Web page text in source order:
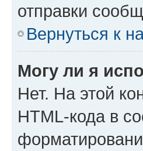
отправки
Вернуться к
Могу ли я
Нет. На этой
HTML-кода в